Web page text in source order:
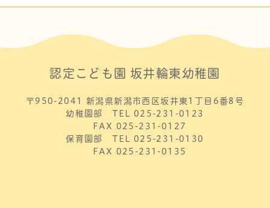
認定こども園 坂井輪東幼稚園
〒950-2041 新潟県新潟市西区坂井東1丁目6番8号
幼稚園部 TEL 025-231-0123
FAX 025-231-0127
保育園部 TEL 025-231-0130
FAX 025-231-0135